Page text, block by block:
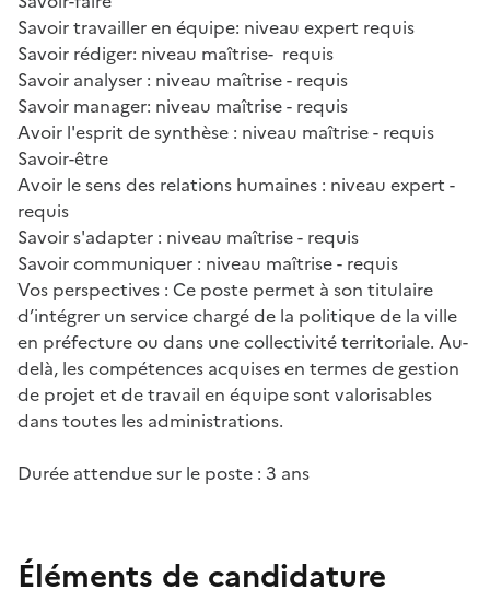
Savoir travailler en équipe: niveau expert requis
Savoir rédiger: niveau maîtrise- requis
Savoir analyser : niveau maîtrise - requis
Savoir manager: niveau maîtrise - requis
Avoir l'esprit de synthèse : niveau maîtrise - requis
Savoir-être
Avoir le sens des relations humaines : niveau expert -
requis
Savoir s'adapter : niveau maîtrise - requis
Savoir communiquer : niveau maîtrise - requis
Vos perspectives : Ce poste permet à son titulaire
d’intégrer un service chargé de la politique de la ville
en préfecture ou dans une collectivité territoriale. Au-
delà, les compétences acquises en termes de gestion
de projet et de travail en équipe sont valorisables
dans toutes les administrations.
Durée attendue sur le poste : 3 ans
Éléments de candidature